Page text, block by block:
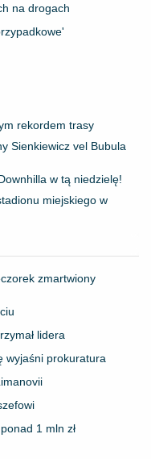
na drogach
rekordem trasy
Sienkiewicz vel Bubula
w tą niedzielę!
miejskiego w
zmartwiony
lidera
wyjaśni prokuratura
1 mln zł